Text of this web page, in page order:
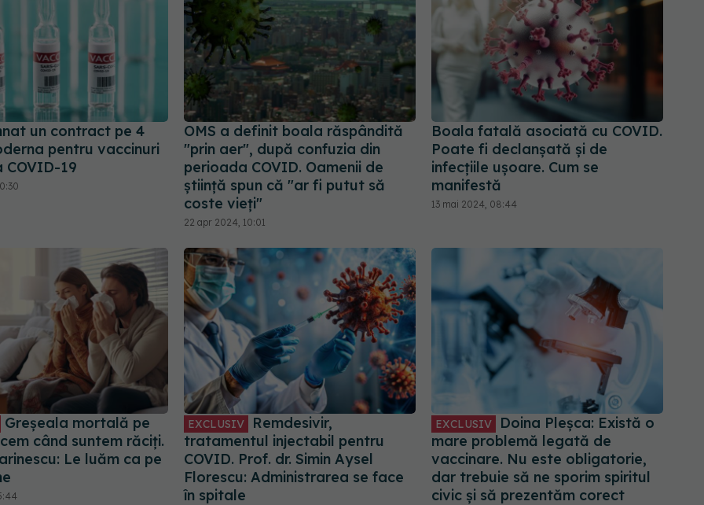
un contract pe 4
pentru vaccinuri
19
OMS a definit boala răspândită
"prin aer", după confuzia din
perioada COVID. Oamenii de
știință spun că "ar fi putut să
coste vieți"
22 apr 2024, 10:01
Boala fatală asociată cu COVID.
Poate fi declanșată și de
infecțiile ușoare. Cum se
manifestă
13 mai 2024, 08:44
Greșeala mortală pe
când suntem răciți.
Le luăm ca pe
EXCLUSIV
Remdesivir,
tratamentul injectabil pentru
COVID. Prof. dr. Simin Aysel
Florescu: Administrarea se face
în spitale
EXCLUSIV
Doina Pleșca: Există o
mare problemă legată de
vaccinare. Nu este obligatorie,
dar trebuie să ne sporim spiritul
civic și să prezentăm corect